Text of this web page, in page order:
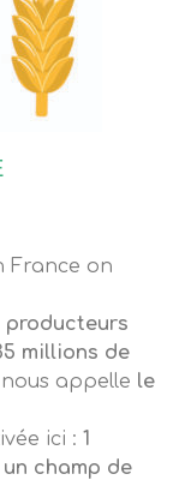
France on
producteurs
millions de
appelle le
ici : 1
champ de